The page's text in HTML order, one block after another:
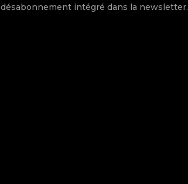
désabonnement intégré dans la newsletter.